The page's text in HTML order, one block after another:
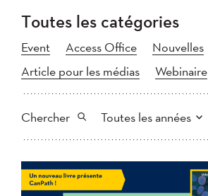
Toutes les catégories
Event Access Office
Nouvelles
Article pour les médias
Webinaire
Chercher Toutes les années
Tout 2026
2024
Plus récent au plus ancien